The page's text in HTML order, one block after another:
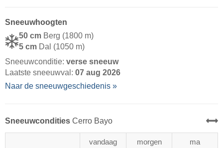
Sneeuwhoogten
50 cm Berg (1800 m)
5 cm Dal (1050 m)
Sneeuwconditie: verse sneeuw
Laatste sneeuwval: 07 aug 2026
Naar de sneeuwgeschiedenis »
Sneeuwcondities Cerro Bayo
vandaag
morgen
ma